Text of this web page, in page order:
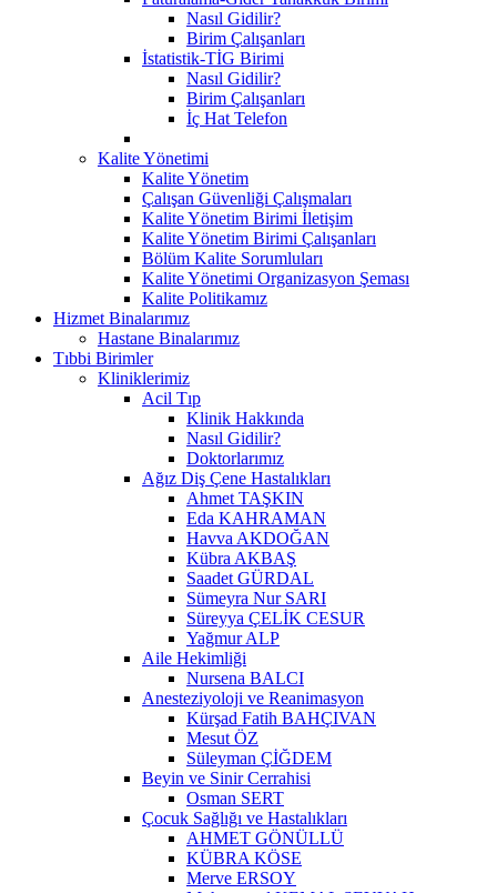
Nasıl Gidilir?
Birim Çalışanları
İstatistik-TİG Birimi
Nasıl Gidilir?
Birim Çalışanları
İç Hat Telefon
Kalite Yönetimi
Kalite Yönetim
Çalışan Güvenliği Çalışmaları
Kalite Yönetim Birimi İletişim
Kalite Yönetim Birimi Çalışanları
Bölüm Kalite Sorumluları
Kalite Yönetimi Organizasyon Şeması
Kalite Politikamız
Hizmet Binalarımız
Hastane Binalarımız
Tıbbi Birimler
Kliniklerimiz
Acil Tıp
Klinik Hakkında
Nasıl Gidilir?
Doktorlarımız
Ağız Diş Çene Hastalıkları
Ahmet TAŞKIN
Eda KAHRAMAN
Havva AKDOĞAN
Kübra AKBAŞ
Saadet GÜRDAL
Sümeyra Nur SARI
Süreyya ÇELİK CESUR
Yağmur ALP
Aile Hekimliği
Nursena BALCI
Anesteziyoloji ve Reanimasyon
Kürşad Fatih BAHÇIVAN
Mesut ÖZ
Süleyman ÇİĞDEM
Beyin ve Sinir Cerrahisi
Osman SERT
Çocuk Sağlığı ve Hastalıkları
AHMET GÖNÜLLÜ
KÜBRA KÖSE
Merve ERSOY